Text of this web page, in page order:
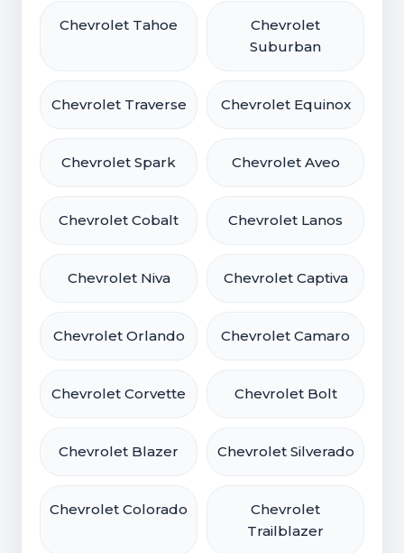
Chevrolet Tahoe
Chevrolet
Suburban
Chevrolet Traverse Chevrolet Equinox
Chevrolet Spark Chevrolet Aveo
Chevrolet Cobalt Chevrolet Lanos
Chevrolet Niva Chevrolet Captiva
Chevrolet Orlando Chevrolet Camaro
Chevrolet Corvette Chevrolet Bolt
Chevrolet Blazer Chevrolet Silverado
Chevrolet Colorado
Chevrolet
Trailblazer